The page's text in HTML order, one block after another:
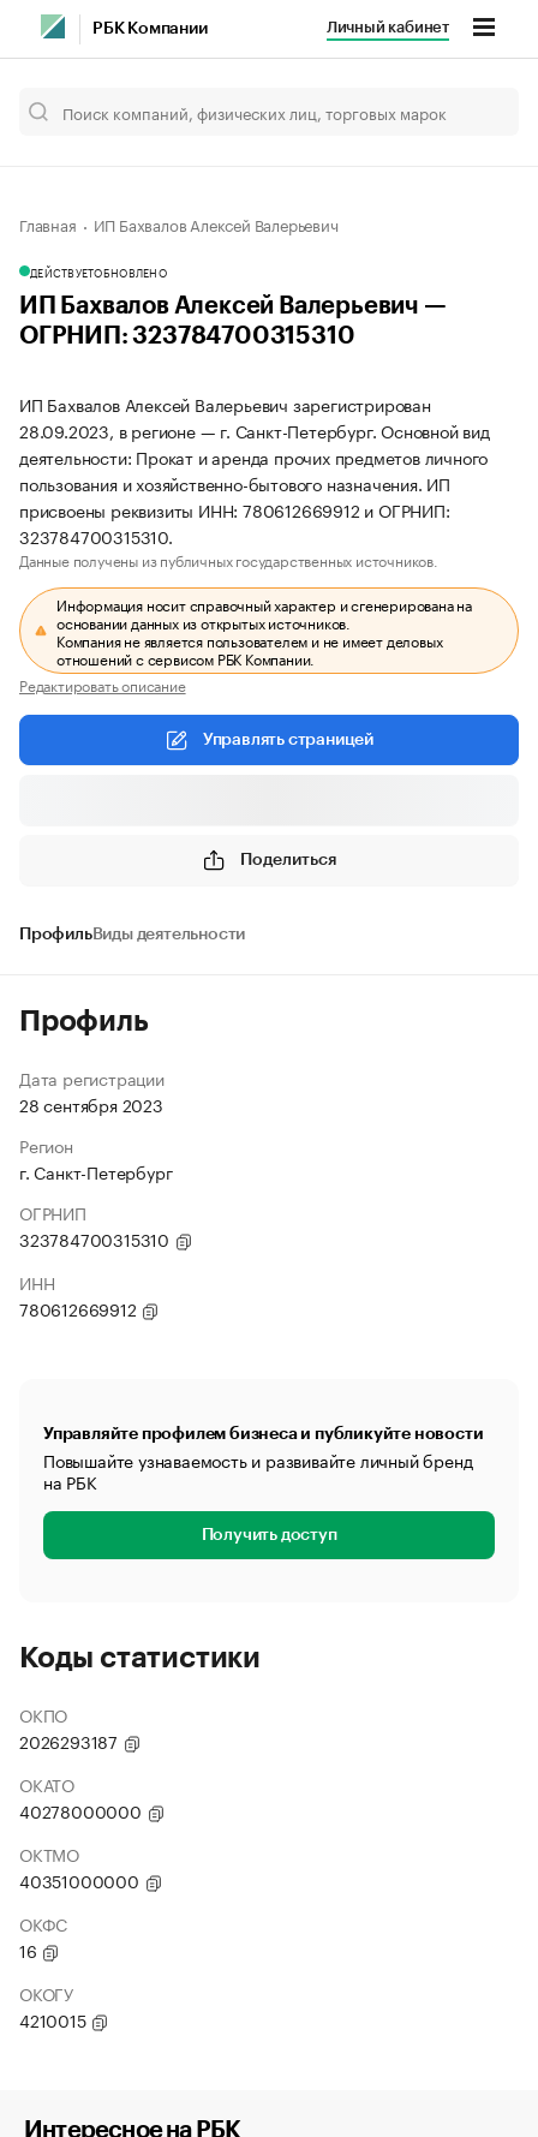
РБК Компании Личный кабинет
Главная ИП Бахвалов Алексей Валерьевич
ДЕЙСТВУЕТОБНОВЛЕНО
ИП Бахвалов Алексей Валерьевич —
ОГРНИП: 323784700315310
ИП Бахвалов Алексей Валерьевич зарегистрирован
28.09.2023, в регионе — г. Санкт-Петербург. Основной вид
деятельности: Прокат и аренда прочих предметов личного
пользования и хозяйственно-бытового назначения. ИП
присвоены реквизиты ИНН: 780612669912 и ОГРНИП:
323784700315310.
Данные получены из публичных государственных источников.
Информация носит справочный характер и сгенерирована на
основании данных из открытых источников.
Компания не является пользователем и не имеет деловых
отношений с сервисом РБК Компании.
Редактировать описание
Управлять страницей
Поделиться
ПрофильВиды деятельности
Профиль
Дата регистрации
28 сентября 2023
Регион
г. Санкт-Петербург
ОГРНИП
323784700315310
ИНН
780612669912
Управляйте профилем бизнеса и публикуйте новости
Повышайте узнаваемость и развивайте личный бренд
на РБК
Получить доступ
Коды статистики
ОКПО
2026293187
ОКАТО
40278000000
ОКТМО
40351000000
ОКФС
16
ОКОГУ
4210015
Интересное на РБК